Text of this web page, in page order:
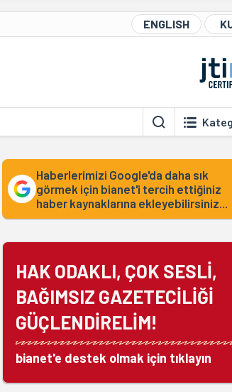
ENGLISH
Haberlerimizi Google'da daha sık
görmek için bianet'i tercih ettiğiniz
haber kaynaklarına ekleyebilirsiniz...
HAK ODAKLI, ÇOK SESLİ,
BAĞIMSIZ GAZETECİLİĞİ
GÜÇLENDİRELİM!
bianet'e destek olmak için tıklayın